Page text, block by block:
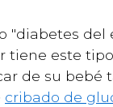
este
de su bebé
cribado de